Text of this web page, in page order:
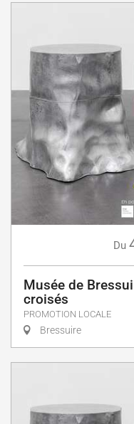
Du
Musée de
croisés
PROMOTION LOCALE
Bressuire